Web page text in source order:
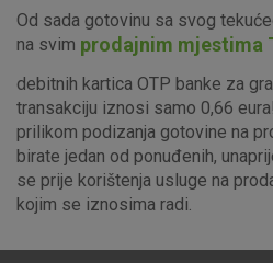
Od sada gotovinu sa svog
na svim prodajnim mjestima
debitnih kartica OTP banke za
transakciju iznosi samo 0,66
prilikom podizanja gotovine na
birate jedan od ponuđenih,
se prije korištenja usluge na
kojim se iznosima radi.
postavljaju kao odgovor na vaše
za uslugama, kao što su postavke
o njima, ali u tom slučaju neki
kolačići ne pohranjuju nikakve
identificirati.
Detaljnije informacije o kolačićima